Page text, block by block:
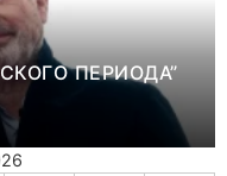
ПЕРИОДА”